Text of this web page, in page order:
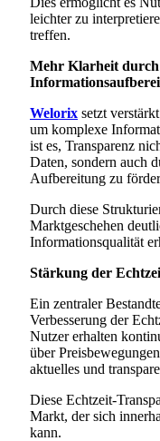
leichter zu
treffen.
Mehr Klarheit
Welorix setzt
um komplexe
ist es, Transparenz
Daten, sondern auch
Aufbereitung zu
Durch diese
Marktgeschehen
Informationsqualität
Stärkung der
Ein zentraler
Verbesserung der
Nutzer erhalten
über
aktuelles und
Diese Echtzeit-
Markt, der sich
kann.